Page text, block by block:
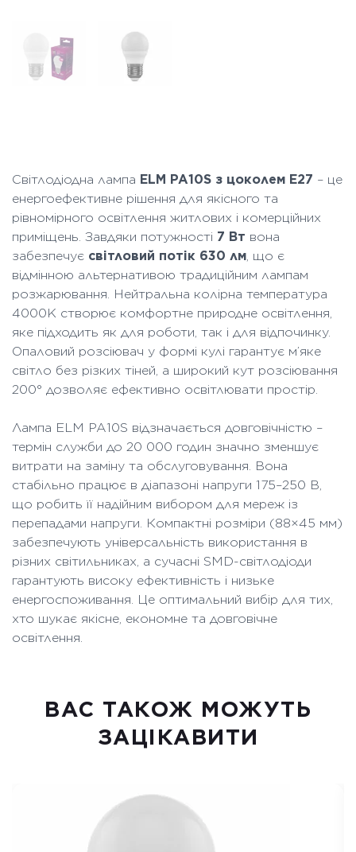
Світлодіодна лампа ELM PA10S з цоколем E27 – це
енергоефективне рішення для якісного та
рівномірного освітлення житлових і комерційних
приміщень. Завдяки потужності 7 Вт вона
забезпечує світловий потік 630 лм, що є
відмінною альтернативою традиційним лампам
розжарювання. Нейтральна колірна температура
4000K створює комфортне природне освітлення,
яке підходить як для роботи, так і для відпочинку.
Опаловий розсіювач у формі кулі гарантує м’яке
світло без різких тіней, а широкий кут розсіювання
200° дозволяє ефективно освітлювати простір.
Лампа ELM PA10S відзначається довговічністю –
термін служби до 20 000 годин значно зменшує
витрати на заміну та обслуговування. Вона
стабільно працює в діапазоні напруги 175–250 В,
що робить її надійним вибором для мереж із
перепадами напруги. Компактні розміри (88×45 мм)
забезпечують універсальність використання в
різних світильниках, а сучасні SMD-світлодіоди
гарантують високу ефективність і низьке
енергоспоживання. Це оптимальний вибір для тих,
хто шукає якісне, економне та довговічне
освітлення.
ВАC ТАКОЖ МОЖУТЬ
ЗАЦІКАВИТИ